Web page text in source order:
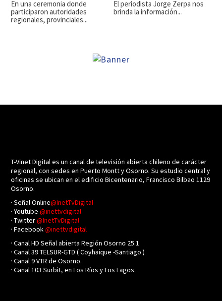
En una ceremonia donde
participaron autoridades
regionales, provinciales...
El periodista Jorge Zerpa nos
brinda la información...
T-Vinet Digital es un canal de televisión abierta chileno de carácter
regional, con sedes en Puerto Montt y Osorno. Su estudio central y
oficinas se ubican en el edificio Bicentenario, Francisco Bilbao 1129
Osorno.
· Señal Online@InetTvDigital
· Youtube@inettvdigital
· Twitter@InetTvDigital
· Facebook@inettvdigital
· Canal HD Señal abierta Región Osorno 25.1
· Canal 39 TELSUR-GTD ( Coyhaique -Santiago )
· Canal 9 VTR de Osorno.
· Canal 103 Surbit, en Los Ríos y Los Lagos.